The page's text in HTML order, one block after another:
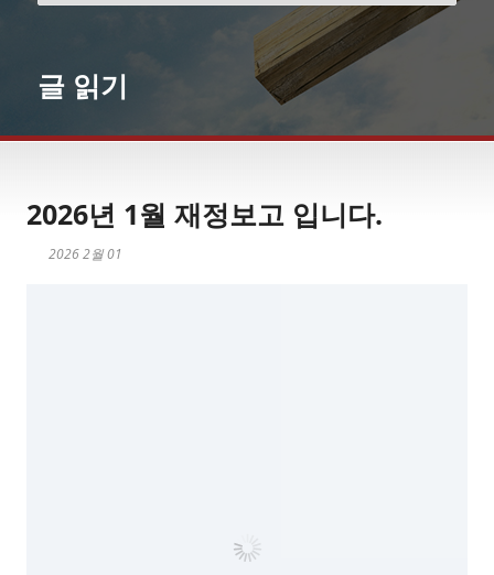
글 읽기
2026년 1월 재정보고 입니다.
2026 2월 01